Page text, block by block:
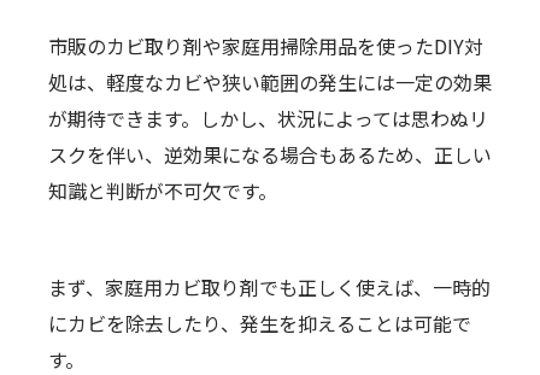
市販のカビ取り剤や家庭用掃除用品を使ったDIY対
処は、軽度なカビや狭い範囲の発生には一定の効果
が期待できます。しかし、状況によっては思わぬリ
スクを伴い、逆効果になる場合もあるため、正しい
知識と判断が不可欠です。
まず、家庭用カビ取り剤でも正しく使えば、一時的
にカビを除去したり、発生を抑えることは可能で
す。